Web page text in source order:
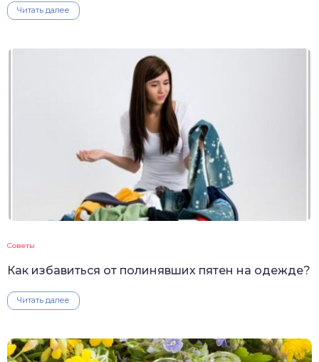
Читать далее
Советы
Как избавиться от полинявших пятен на одежде?
Читать далее